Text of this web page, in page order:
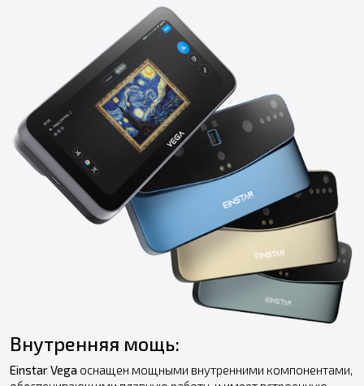
Внутренняя мощь:
Einstar Vega оснащен мощными внутренними компонентами,